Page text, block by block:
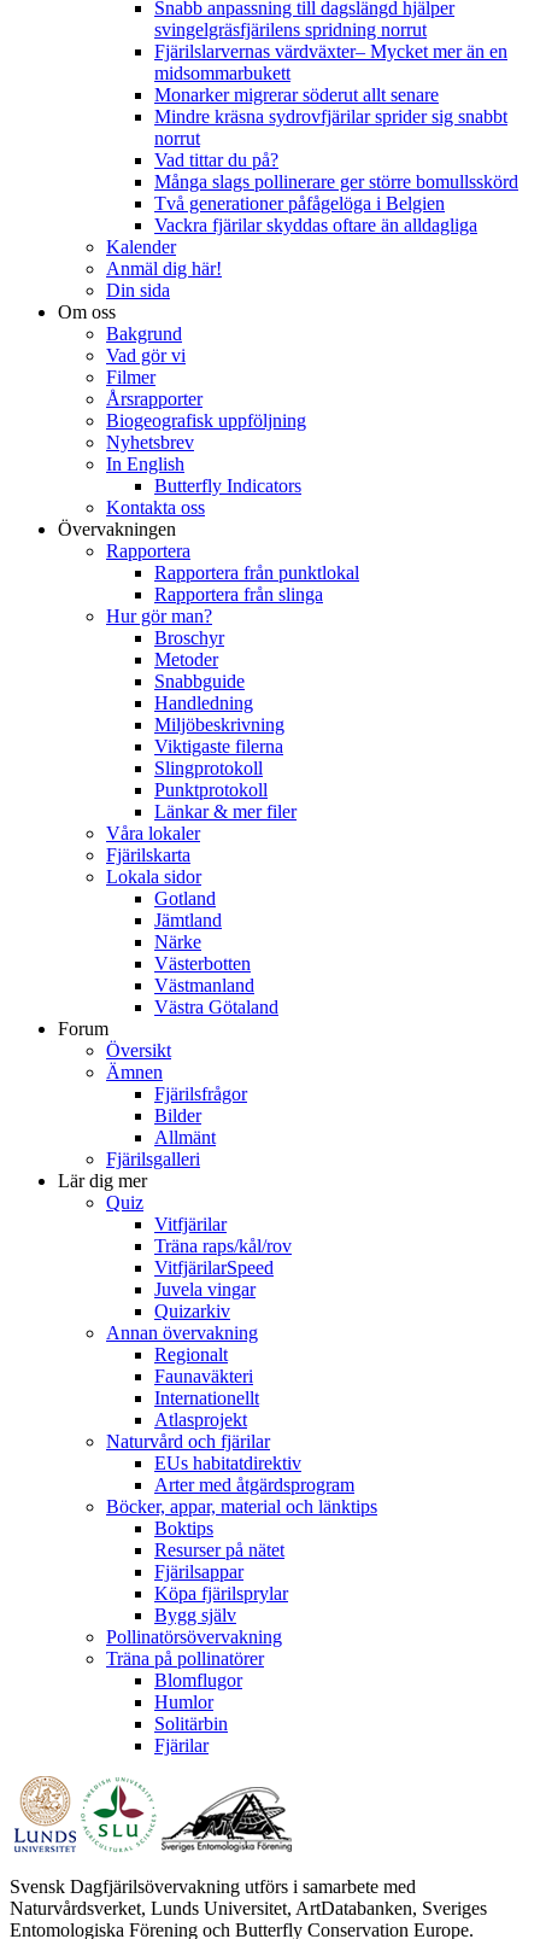
Snabb anpassning till dagslängd hjälper
svingelgräsfjärilens spridning norrut
Fjärilslarvernas värdväxter– Mycket mer än en
midsommarbukett
Monarker migrerar söderut allt senare
Mindre kräsna sydrovfjärilar sprider sig snabbt
norrut
Vad tittar du på?
Många slags pollinerare ger större bomullsskörd
Två generationer påfågelöga i Belgien
Vackra fjärilar skyddas oftare än alldagliga
Kalender
Anmäl dig här!
Din sida
Om oss
Bakgrund
Vad gör vi
Filmer
Årsrapporter
Biogeografisk uppföljning
Nyhetsbrev
In English
Butterfly Indicators
Kontakta oss
Övervakningen
Rapportera
Rapportera från punktlokal
Rapportera från slinga
Hur gör man?
Broschyr
Metoder
Snabbguide
Handledning
Miljöbeskrivning
Viktigaste filerna
Slingprotokoll
Punktprotokoll
Länkar & mer filer
Våra lokaler
Fjärilskarta
Lokala sidor
Gotland
Jämtland
Närke
Västerbotten
Västmanland
Västra Götaland
Forum
Översikt
Ämnen
Fjärilsfrågor
Bilder
Allmänt
Fjärilsgalleri
Lär dig mer
Quiz
Vitfjärilar
Träna raps/kål/rov
VitfjärilarSpeed
Juvela vingar
Quizarkiv
Annan övervakning
Regionalt
Faunaväkteri
Internationellt
Atlasprojekt
Naturvård och fjärilar
EUs habitatdirektiv
Arter med åtgärdsprogram
Böcker, appar, material och länktips
Boktips
Resurser på nätet
Fjärilsappar
Köpa fjärilsprylar
Bygg själv
Pollinatörsövervakning
Träna på pollinatörer
Blomflugor
Humlor
Solitärbin
Fjärilar
Svensk Dagfjärilsövervakning utförs i samarbete med
Naturvårdsverket, Lunds Universitet, ArtDatabanken, Sveriges
Entomologiska Förening och Butterfly Conservation Europe.